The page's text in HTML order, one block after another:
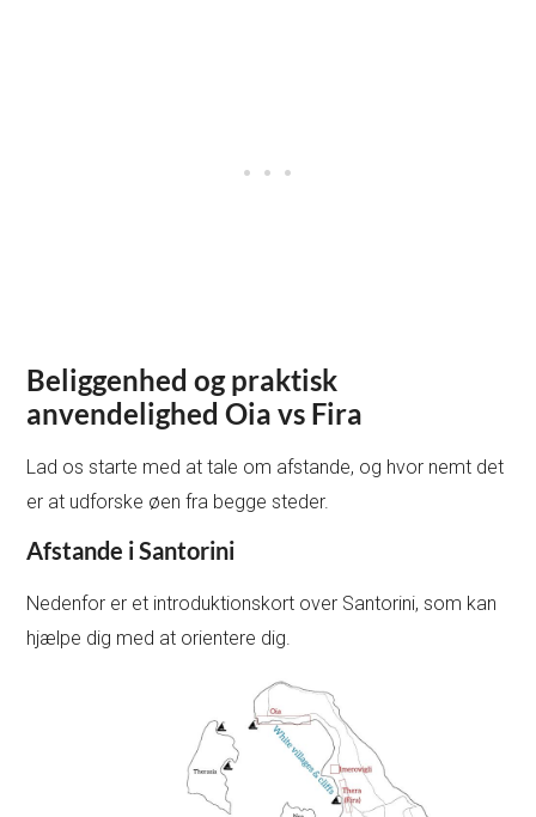
Beliggenhed og praktisk
anvendelighedOia vs Fira
Lad os starte med at tale om afstande, og hvor nemt det
er at udforske øen fra begge steder.
Afstande i Santorini
Nedenfor er et introduktionskort over Santorini, som kan
hjælpe dig med at orientere dig.